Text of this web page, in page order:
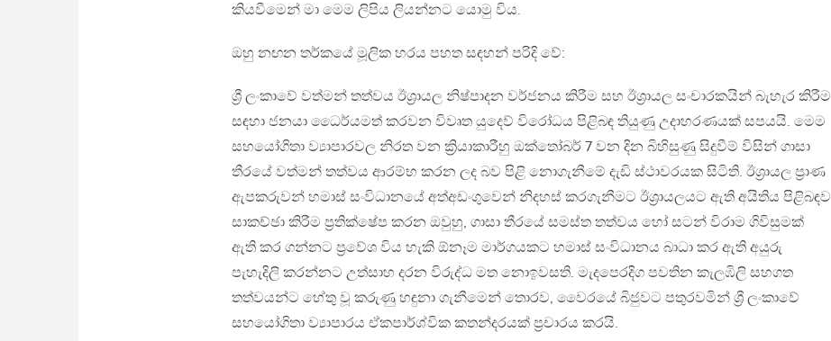
කියවීමෙන් මා මෙම ලිපිය ලියන්නට යොමු විය.
ඔහු නඟන තර්කයේ මූලික හරය පහත සඳහන් පරිදි වේ:
ශ්‍රී ලංකාවේ වත්මන් තත්වය ඊශ්‍රායල නිෂ්පාදන වර්ජනය කිරීම සහ ඊශ්‍රායල සංචාරකයින් බැහැර කිරීම
සඳහා ජනයා ධෛර්යමත් කරවන විවෘත යුදෙව් විරෝධය පිළිබඳ තියුණු උදාහරණයක් සපයයි. මෙම
සහයෝගිතා ව්‍යාපාරවල නිරත වන ක්‍රියාකාරීහු ඔක්තෝබර් 7 වන දින බිහිසුණු සිදුවීම් විසින් ගාසා
තීරයේ වත්මන් තත්වය ආරම්භ කරන ලද බව පිළි නොගැනීමේ දැඩි ස්ථාවරයක සිටිති. ඊශ්‍රායල ප්‍රාණ
ඇපකරුවන් හමාස් සංවිධානයේ අත්අඩංගුවෙන් නිදහස් කරගැනීමට ඊශ්‍රායලයට ඇති අයිතිය පිළිබඳව
සාකච්ඡා කිරීම ප්‍රතික්ෂේප කරන ඔවුහු, ගාසා තීරයේ සමස්ත තත්වය හෝ සටන් විරාම ගිවිසුමක්
ඇති කර ගන්නට ප්‍රවේශ විය හැකි ඕනෑම මාර්ගයකට හමාස් සංවිධානය බාධා කර ඇති අයුරු
පැහැදිලි කරන්නට උත්සාහ දරන විරුද්ධ මත නොඉවසති. මැදපෙරදිග පවතින කැලඹිලි සහගත
තත්වයන්ට හේතු වූ කරුණු හඳුනා ගැනීමෙන් තොරව, වෛරයේ බිජුවට පතුරවමින් ශ්‍රී ලංකාවේ
සහයෝගිතා ව්‍යාපාරය ඒකපාර්ශ්වික කතන්දරයක් ප්‍රචාරය කරයි.